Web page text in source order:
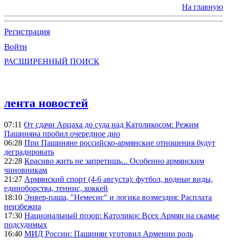
На главную
Регистрация
Войти
РАСШИРЕННЫЙ ПОИСК
лента новостей
07:11 От сдачи Арцаха до суда над Католикосом: Режим
Пашиняна пробил очередное дно
06:28 При Пашиняне российско-армянские отношения будут
деградировать
22:28 Красиво жить не запретишь... Особенно армянским
чиновникам
21:27 Армянский спорт (4-6 августа): футбол, водные виды,
единоборства, теннис, хоккей
18:10 Энвер-паша, "Немесис" и логика возмездия: Расплата
неизбежна
17:30 Национальный позор: Католикос Всех Армян на скамье
подсудимых
16:40 МИД России: Пашинян уготовил Армении роль